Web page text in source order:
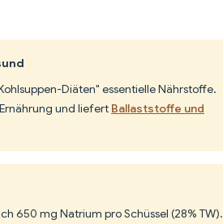
Diäten" essentielle Nährstoffe.
und liefert Ballaststoffe und
650 mg Natrium pro Schüssel (28% TW).